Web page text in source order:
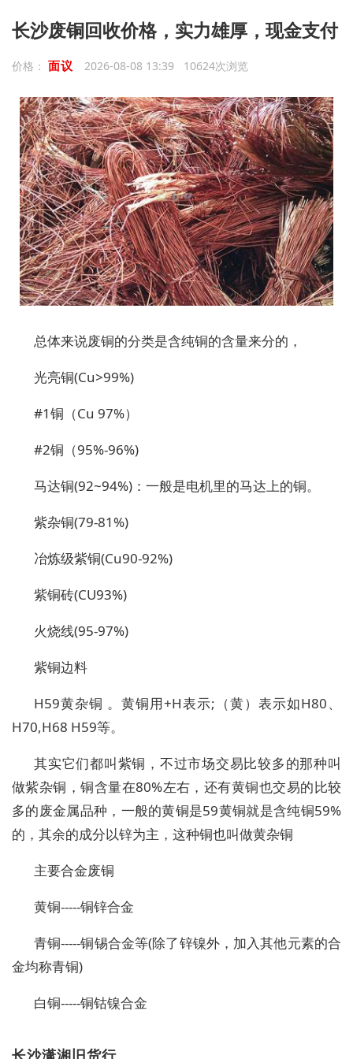
长沙废铜回收价格，实力雄厚，现金支付
价格： 面议 2026-08-08 13:39 10624次浏览
总体来说废铜的分类是含纯铜的含量来分的，
光亮铜(Cu>99%)
#1铜（Cu 97%）
#2铜（95%-96%)
马达铜(92~94%)：一般是电机里的马达上的铜。
紫杂铜(79-81%)
冶炼级紫铜(Cu90-92%)
紫铜砖(CU93%)
火烧线(95-97%)
紫铜边料
H59黄杂铜 。黄铜用+H表示;（黄）表示如H80、
H70,H68 H59等。
其实它们都叫紫铜，不过市场交易比较多的那种叫
做紫杂铜，铜含量在80%左右，还有黄铜也交易的比较
多的废金属品种，一般的黄铜是59黄铜就是含纯铜59%
的，其余的成分以锌为主，这种铜也叫做黄杂铜
主要合金废铜
黄铜-----铜锌合金
青铜-----铜锡合金等(除了锌镍外，加入其他元素的合
金均称青铜)
白铜-----铜钴镍合金